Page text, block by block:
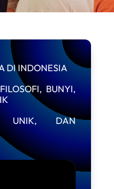
DI INDONESIA
BUNYI,
UNIK, DAN